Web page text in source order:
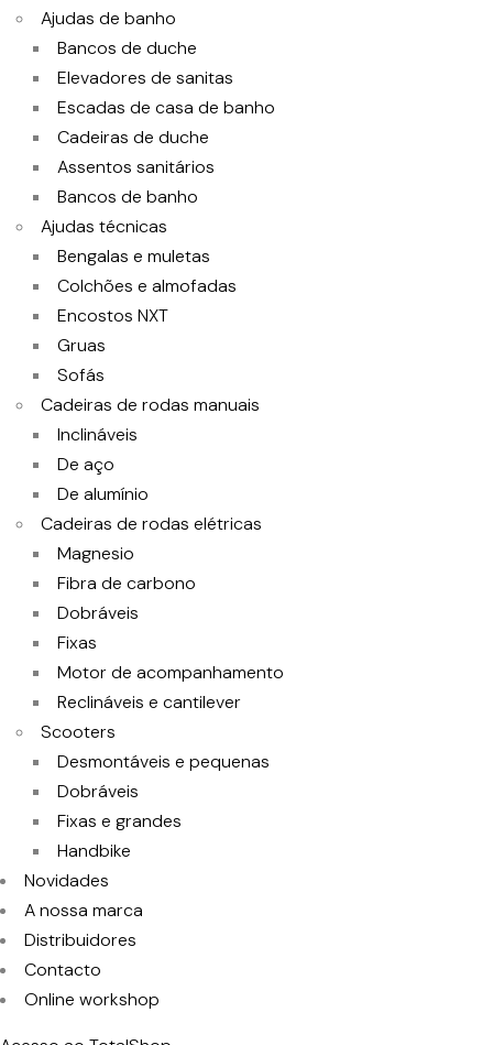
Ajudas de banho
Bancos de duche
Elevadores de sanitas
Escadas de casa de banho
Cadeiras de duche
Assentos sanitários
Bancos de banho
Ajudas técnicas
Bengalas e muletas
Colchões e almofadas
Encostos NXT
Gruas
Sofás
Cadeiras de rodas manuais
Inclináveis
De aço
De alumínio
Cadeiras de rodas elétricas
Magnesio
Fibra de carbono
Dobráveis
Fixas
Motor de acompanhamento
Reclináveis e cantilever
Scooters
Desmontáveis e pequenas
Dobráveis
Fixas e grandes
Handbike
Novidades
A nossa marca
Distribuidores
Contacto
Online workshop